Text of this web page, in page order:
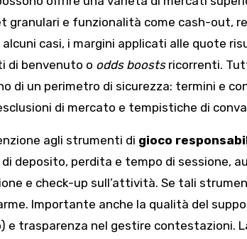
granulari e funzionalità come cash-out,
casi, i margini applicati alle quote
di benvenuto o odds boostsricorrenti.
di un perimetro di sicurezza: termini e
di mercato e tempistiche di
agli strumenti di gioco
deposito, perdita e tempo di sessione,
e check-up sull’attività. Se tali
Importante anche la qualità del
e trasparenza nel gestire contestazioni.